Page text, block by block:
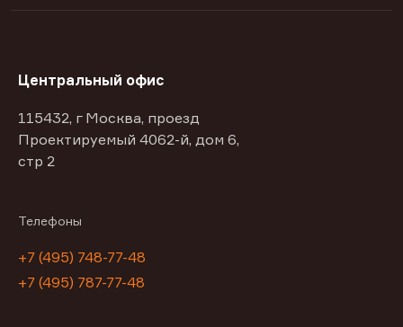
Центральный офис
115432, г Москва, проезд
Проектируемый 4062-й, дом 6,
стр 2
Телефоны
+7 (495) 748-77-48
+7 (495) 787-77-48